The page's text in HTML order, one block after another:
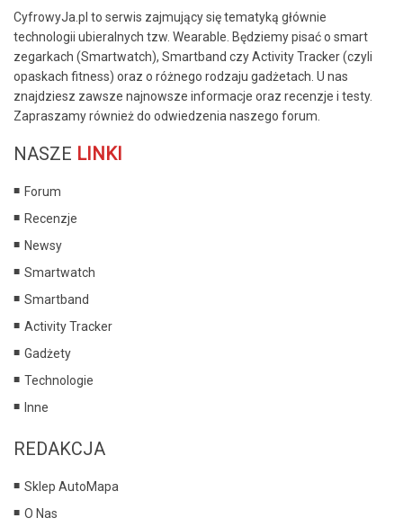
CyfrowyJa.pl to serwis zajmujący się tematyką głównie
technologii ubieralnych tzw. Wearable. Będziemy pisać o smart
zegarkach (Smartwatch), Smartband czy Activity Tracker (czyli
opaskach fitness) oraz o różnego rodzaju gadżetach. U nas
znajdziesz zawsze najnowsze informacje oraz recenzje i testy.
Zapraszamy również do odwiedzenia naszego forum.
NASZE LINKI
Forum
Recenzje
Newsy
Smartwatch
Smartband
Activity Tracker
Gadżety
Technologie
Inne
REDAKCJA
Sklep AutoMapa
O Nas